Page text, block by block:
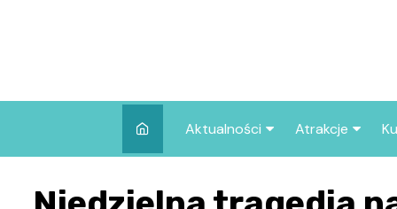
Aktualności Atrakcje
we Wrocławiu